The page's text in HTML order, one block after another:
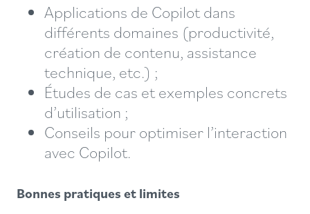
Applications de Copilot dans
différents domaines (productivité,
création de contenu, assistance
technique, etc.) ;
Études de cas et exemples concrets
d’utilisation ;
Conseils pour optimiser l’interaction
avec Copilot.
Bonnes pratiques et limites